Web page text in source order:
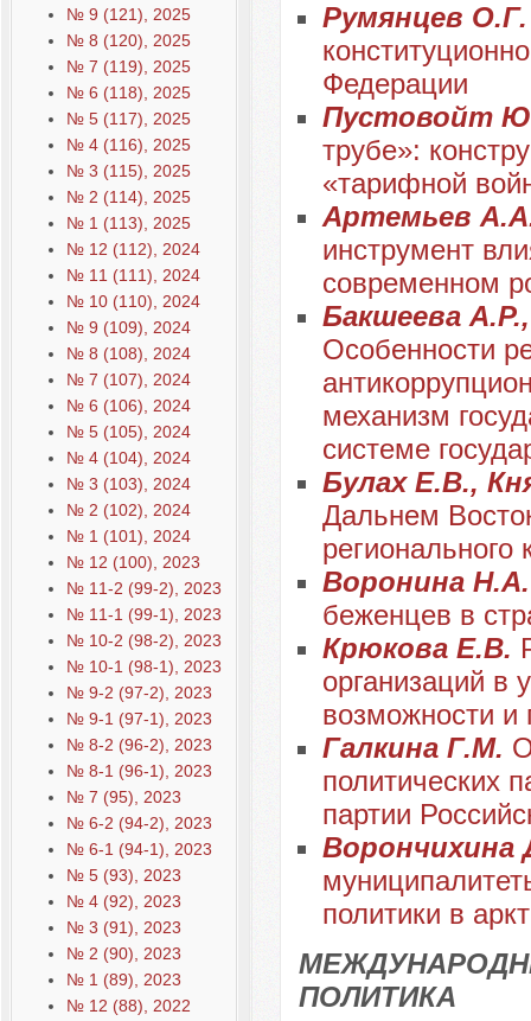
№ 9 (121), 2025
№ 8 (120), 2025
№ 7 (119), 2025
№ 6 (118), 2025
№ 5 (117), 2025
№ 4 (116), 2025
№ 3 (115), 2025
№ 2 (114), 2025
№ 1 (113), 2025
№ 12 (112), 2024
№ 11 (111), 2024
№ 10 (110), 2024
№ 9 (109), 2024
№ 8 (108), 2024
№ 7 (107), 2024
№ 6 (106), 2024
№ 5 (105), 2024
№ 4 (104), 2024
№ 3 (103), 2024
№ 2 (102), 2024
№ 1 (101), 2024
№ 12 (100), 2023
№ 11-2 (99-2), 2023
№ 11-1 (99-1), 2023
№ 10-2 (98-2), 2023
№ 10-1 (98-1), 2023
№ 9-2 (97-2), 2023
№ 9-1 (97-1), 2023
№ 8-2 (96-2), 2023
№ 8-1 (96-1), 2023
№ 7 (95), 2023
№ 6-2 (94-2), 2023
№ 6-1 (94-1), 2023
№ 5 (93), 2023
№ 4 (92), 2023
№ 3 (91), 2023
№ 2 (90), 2023
№ 1 (89), 2023
№ 12 (88), 2022
Румянцев
Федерации
Пустовойт
трубе»:
«тарифной
Артемьев
инструмент
современном
Бакшеева
Особенности
механизм
системе
Булах Е.В.,
Дальнем
Воронина
беженцев в
Крюкова Е.В.
организаций в
возможности и
Галкина Г.М.
политических
партии
Ворончихина
политики в
ПОЛИТИКА